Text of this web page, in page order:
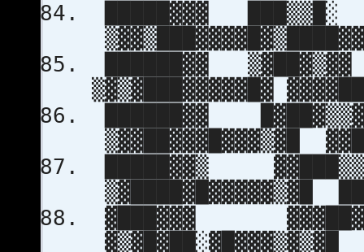
█████▓▓▓
██████▓▓
▒▓▒▓███▓▓▓▓▓█▓
██████▓▓
▒▓▓██▓▓▓█▓▓▓▒▓█
█████▓▓▒
▒▓████▓█▓▓▓▓▓▒▓█
▓███▓▓▓